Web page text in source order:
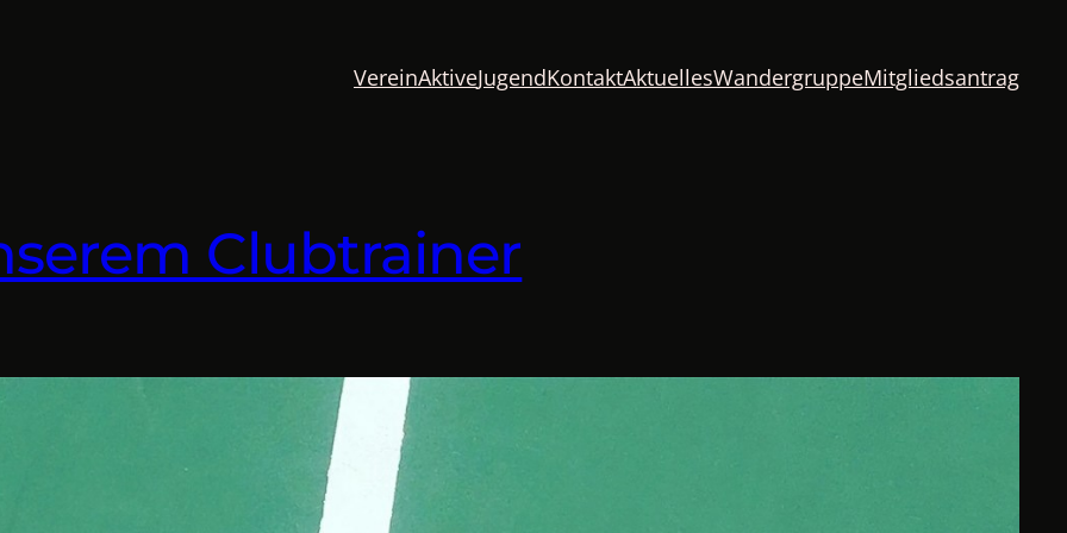
VereinAktiveJugendKontaktAktuellesWandergruppeMitgliedsantrag
Clubtrainer